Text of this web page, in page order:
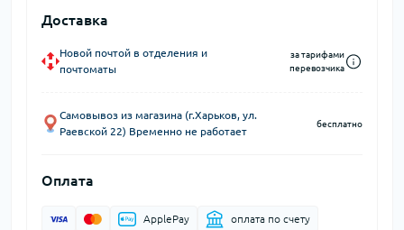
Доставка
Новой почтой в отделения и
почтоматы
за тарифами
перевозчика
Самовывоз из магазина (г.Харьков, ул.
Раевской 22) Временно не работает
бесплатно
Оплата
ApplePay оплата по счету